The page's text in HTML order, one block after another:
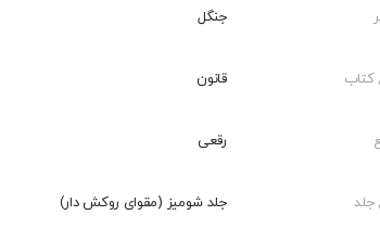
جنگل
قانون
رقعی
جلد شومیز (مقوای روکش دار)